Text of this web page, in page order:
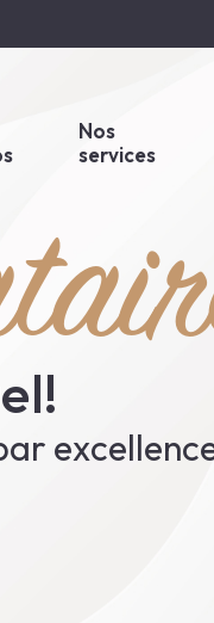
Nos
services